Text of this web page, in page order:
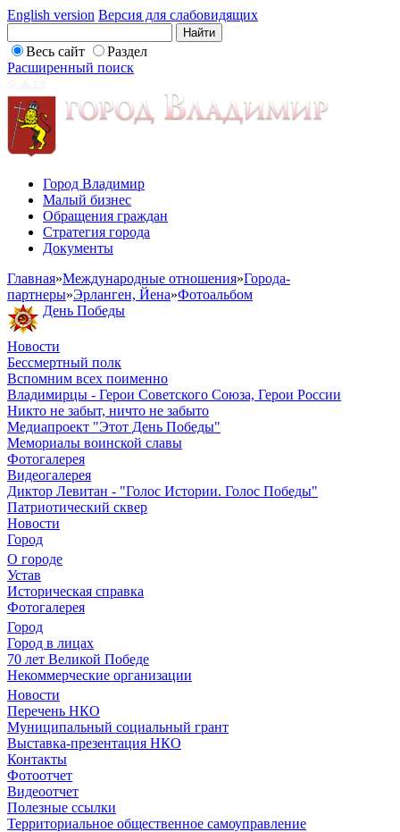
English version Версия для слабовидящих
Весь сайт
Раздел
Расширенный поиск
Город Владимир
Малый бизнес
Обращения граждан
Стратегия города
Документы
Главная»Международные отношения»Города-
партнеры»Эрланген, Йена»Фотоальбом
День Победы
Новости
Бессмертный полк
Вспомним всех поименно
Владимирцы - Герои Советского Союза, Герои России
Никто не забыт, ничто не забыто
Медиапроект "Этот День Победы"
Мемориалы воинской славы
Фотогалерея
Видеогалерея
Диктор Левитан - "Голос Истории. Голос Победы"
Патриотический сквер
Новости
Город
О городе
Устав
Историческая справка
Фотогалерея
Город
Город в лицах
70 лет Великой Победе
Некоммерческие организации
Новости
Перечень НКО
Муниципальный социальный грант
Выставка-презентация НКО
Контакты
Фотоотчет
Видеоотчет
Полезные ссылки
Территориальное общественное самоуправление